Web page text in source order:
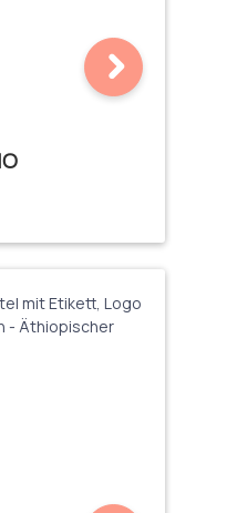
von 5 von 5 Sternen